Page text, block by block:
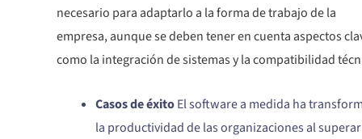
necesario para adaptarlo a la forma de trabajo de la
empresa, aunque se deben tener en cuenta aspectos
como la integración de sistemas y la compatibilidad
Casos de éxitoEl software a medida ha
la productividad de las organizaciones al